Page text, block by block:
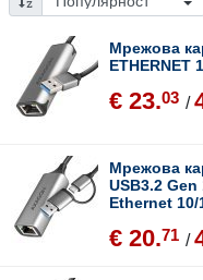
Мрежова
ETHERNET
€ 23.03 /
Мрежова
USB3.2
Ethernet 10/
€ 20.71 /